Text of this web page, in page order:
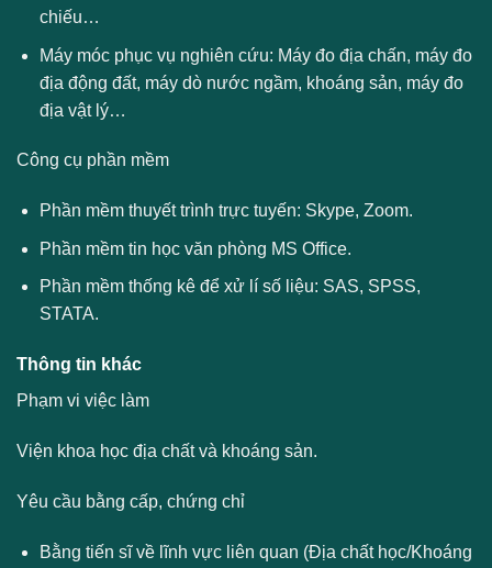
chiếu…
Máy móc phục vụ nghiên cứu: Máy đo địa chấn, máy đo
địa động đất, máy dò nước ngầm, khoáng sản, máy đo
địa vật lý…
Công cụ phần mềm
Phần mềm thuyết trình trực tuyến: Skype, Zoom.
Phần mềm tin học văn phòng MS Office.
Phần mềm thống kê để xử lí số liệu: SAS, SPSS,
STATA.
Thông tin khác
Phạm vi việc làm
Viện khoa học địa chất và khoáng sản.
Yêu cầu bằng cấp, chứng chỉ
Bằng tiến sĩ về lĩnh vực liên quan (Địa chất học/Khoáng